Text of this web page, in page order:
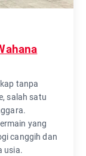
tanpa
salah satu
yang
canggih dan
usia.